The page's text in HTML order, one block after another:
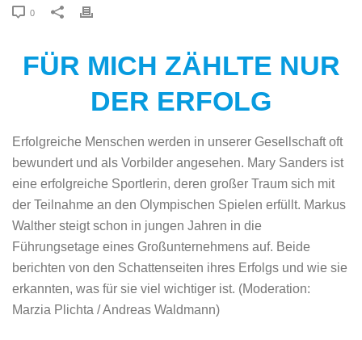
0
FÜR MICH ZÄHLTE NUR
DER ERFOLG
Erfolgreiche Menschen werden in unserer Gesellschaft oft
bewundert und als Vorbilder angesehen. Mary Sanders ist
eine erfolgreiche Sportlerin, deren großer Traum sich mit
der Teilnahme an den Olympischen Spielen erfüllt. Markus
Walther steigt schon in jungen Jahren in die
Führungsetage eines Großunternehmens auf. Beide
berichten von den Schattenseiten ihres Erfolgs und wie sie
erkannten, was für sie viel wichtiger ist. (Moderation:
Marzia Plichta / Andreas Waldmann)